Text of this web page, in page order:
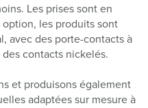
Les prises sont en
les produits sont
avec des porte-contacts à
contacts nickelés.
et produisons également
adaptées sur mesure à